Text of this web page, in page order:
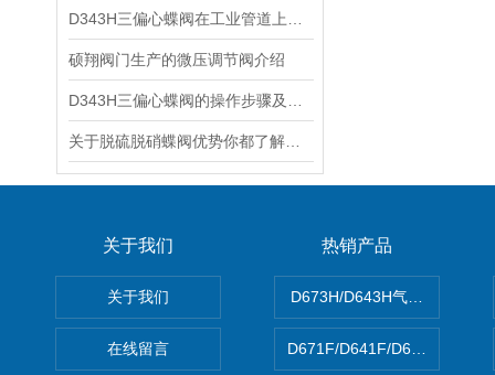
硕翔阀门生产的微压调节阀介绍
关于我们
关于我们
在线留言
热销产品
D673H/D643H气动硬密封蝶
D671F/D641F/D671X/